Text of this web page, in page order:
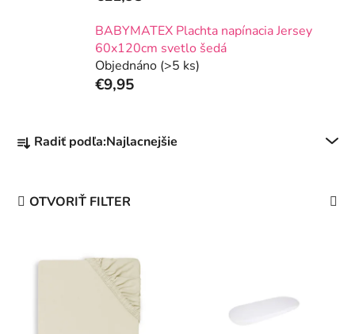
BABYMATEX Plachta napínacia Jersey
60x120cm svetlo šedá
Objednáno (>5 ks)
€9,95
Radiť podľa:Najlacnejšie
OTVORIŤ FILTER